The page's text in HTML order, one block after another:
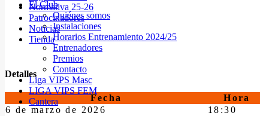
El Club
Quiénes somos
Instalaciones
Horarios Entrenamiento 2024/25
Entrenadores
Premios
Contacto
Liga VIPS Masc
LIGA VIPS FEM
Cantera
Normativa 25-26
Patrocinadores
Noticias
Tienda
Detalles
Fecha Hora
6 de marzo de 2026
18:30